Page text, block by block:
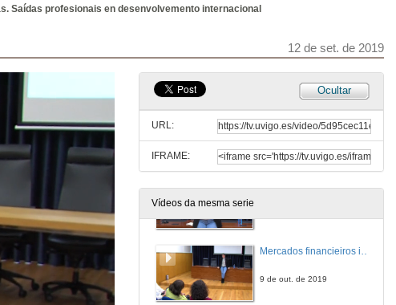
Saídas profesionais en desenvolvemento internacional
12 de set. de 2019
Ocultar
URL:
IFRAME:
Vídeos da mesma serie
9 de out. de 2019
Proxecto “Mujeres Economistas… Sen límites”
Mercados financieiros internacionais. Quenda de preguntas
9 de out. de 2019